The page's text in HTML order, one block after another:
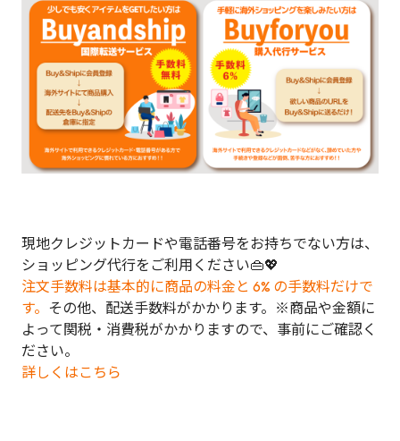
現地クレジットカードや電話番号をお持ちでない方は、
ショッピング代行をご利用ください👜💖
注文手数料は基本的に商品の料金と 6% の手数料だけで
す。 その他、配送手数料がかかります。※商品や金額に
よって関税・消費税がかかりますので、事前にご確認く
ださい。
詳しくはこちら